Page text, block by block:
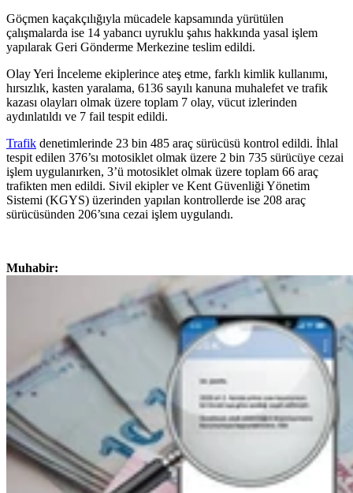
Göçmen kaçakçılığıyla mücadele kapsamında yürütülen
çalışmalarda ise 14 yabancı uyruklu şahıs hakkında yasal işlem
yapılarak Geri Gönderme Merkezine teslim edildi.
Olay Yeri İnceleme ekiplerince ateş etme, farklı kimlik kullanımı,
hırsızlık, kasten yaralama, 6136 sayılı kanuna muhalefet ve trafik
kazası olayları olmak üzere toplam 7 olay, vücut izlerinden
aydınlatıldı ve 7 fail tespit edildi.
Trafik denetimlerinde 23 bin 485 araç sürücüsü kontrol edildi. İhlal
tespit edilen 376’sı motosiklet olmak üzere 2 bin 735 sürücüye cezai
işlem uygulanırken, 3’ü motosiklet olmak üzere toplam 66 araç
trafikten men edildi. Sivil ekipler ve Kent Güvenliği Yönetim
Sistemi (KGYS) üzerinden yapılan kontrollerde ise 208 araç
sürücüsünden 206’sına cezai işlem uygulandı.
Muhabir: